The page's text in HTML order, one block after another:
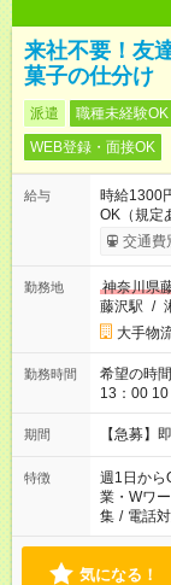
来社不要！友
菓子の仕分け
派遣 職種未経験OK
WEB登録・面接OK
給与
時給1300
OK（規定
交通費
勤務地
神奈川県
藤沢駅 /
大手物
勤務時間
希望の時
13：00
シフト例
22：00～
期間 【急募】
特徴 週1日から
業・Wワ
集 / 電話
気になる！